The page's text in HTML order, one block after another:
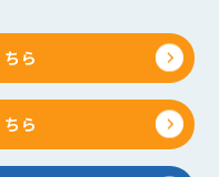
ら
ら